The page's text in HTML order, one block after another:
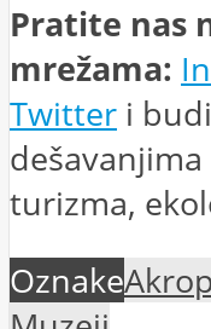
Pratite nas
mrežama:
Twitter i
turizma,
Oznake